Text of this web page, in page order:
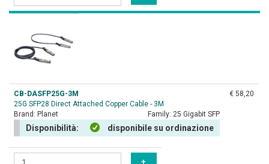
CB-DASFP25G-3M
25G SFP28 Direct Attached Copper Cable - 3M
Brand: Planet Family: 25 Gigabit SFP
Disponibilità: disponibile su ordinazione
€ 58,20